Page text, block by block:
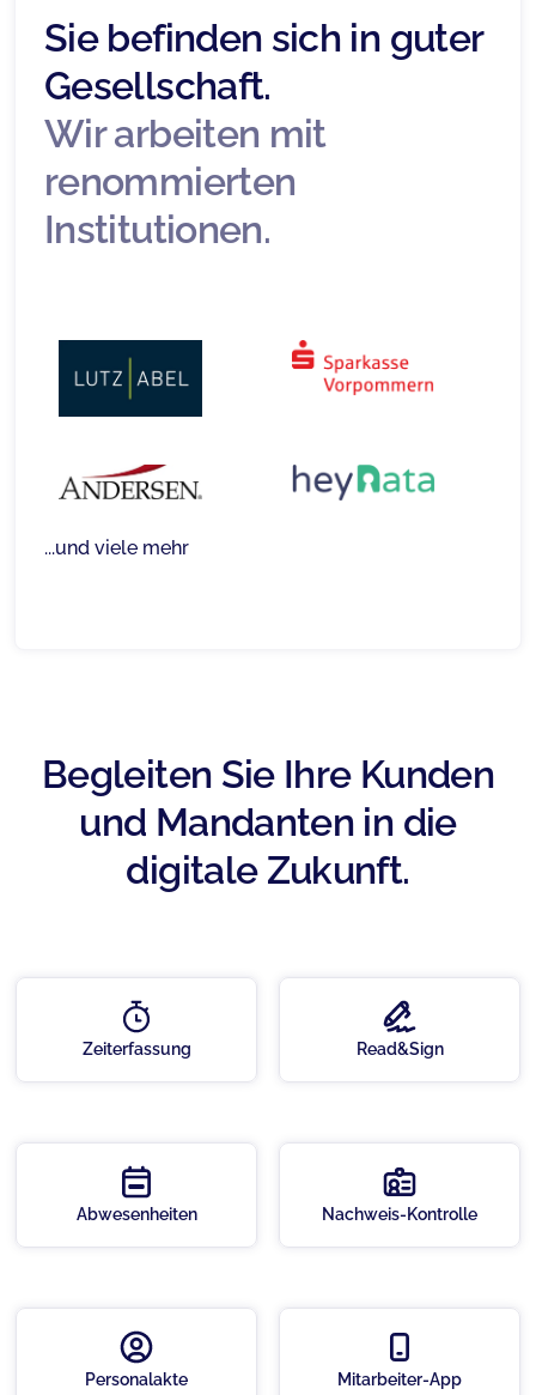
Sie befinden sich in guter
Gesellschaft.
Wir arbeiten mit
renommierten
Institutionen.
...und viele mehr
Begleiten Sie Ihre Kunden
und Mandanten in die
digitale Zukunft.
Zeiterfassung
Abwesenheiten
Personalakte
Read&Sign
Nachweis-Kontrolle
Mitarbeiter-App